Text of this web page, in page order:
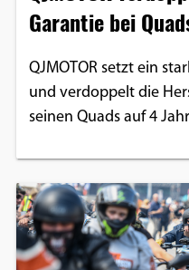
Garantie bei
QJMOTOR setzt ein
und verdoppelt die
seinen Quads auf 4